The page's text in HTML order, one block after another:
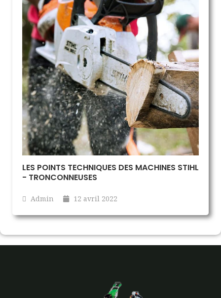
LES POINTS TECHNIQUES DES MACHINES STIHL
- TRONCONNEUSES
Admin 12 avril 2022